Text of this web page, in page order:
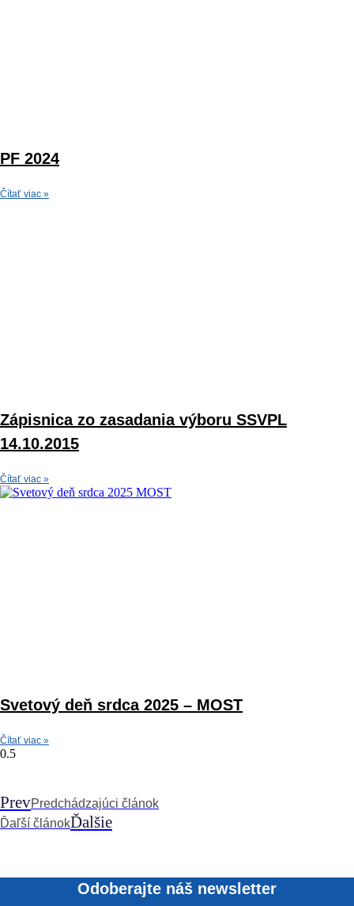
PF 2024
Čítať viac »
Zápisnica zo zasadania výboru SSVPL
14.10.2015
Čítať viac »
Svetový deň srdca 2025 – MOST
Čítať viac »
PrevPredchádzajúci článok
Ďaľší článokĎalšie
Odoberajte náš newsletter